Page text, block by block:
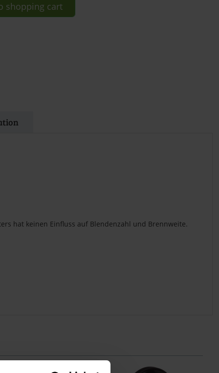
shopping cart
hat keinen Einfluss auf Blendenzahl und Brennweite.